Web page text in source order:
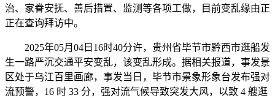
治、家眷安抚、善后措置、监测等各项工做，目前变乱缘由正
正在查询拜访中。
2025年05月04日16时40分许，贵州省毕节市黔西市逛船发
生一路严沉交通平安变乱，该变乱形成。据相关报道，事发景
区处于乌江百里画廊，事发当日，毕节市景象形象台发布强对
流预警，16 时 33 分，强对流气候导致突发大风，以致 4 艘逛